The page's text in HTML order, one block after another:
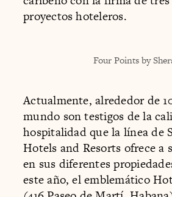
proyectos hoteleros.
Four Points by
Actualmente, alrededor de
mundo son testigos de la
hospitalidad que la línea de
Hotels and Resorts ofrece a
en sus diferentes
este año, el emblemático